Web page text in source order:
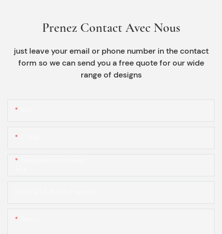
Prenez Contact Avec Nous
just leave your email or phone number in the contact
form so we can send you a free quote for our wide
range of designs